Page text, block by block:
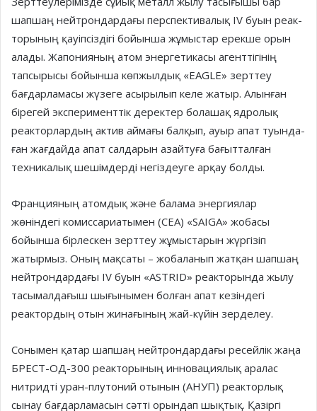
шап­шаң нейтрондардағы перс­пек­тивалық IV буын реак­
то­рының қауіпсіздігі бойынша жұмыстар ерекше орын
алады. Жапонияның атом энергетикасы агенттігінің
тапсырысы бойынша көпжылдық «EAGLE» зерттеу
бағдарламасы жүзеге асырылып келе жатыр. Алынған
бірегей эксперименттік деректер болашақ ядролық
реакторлардың актив аймағы балқып, ауыр апат туын­да­
ған жағдайда апат салдарын азайтуға бағытталған
техникалық шешім­дер­ді негіздеуге арқау болды.
Францияның атомдық және балама энергиялар
жөніндегі комиссариатымен (CEA) «SAIGA» жобасы
бойынша бірлескен зерттеу жұмыстарын жүргізіп
жатырмыз. Оның мақсаты – жобаланып жатқан шапшаң
нейтрондардағы IV буын «ASTRID» реакторында жылу
тасымал­дағыш шығынымен бол­ған апат кезіндегі
реактордың отын жинағының жай-күйін зерделеу.
Сонымен қатар шапшаң ней­трондардағы ресейлік жаңа
БРЕСТ-ОД-300 реакторының ин­но­вациялық аралас
нитрид­ті уран-плутоний отынын (АНУП) реакторлық
сынау бағ­дарламасын сәтті орындап шықтық. Қазіргі